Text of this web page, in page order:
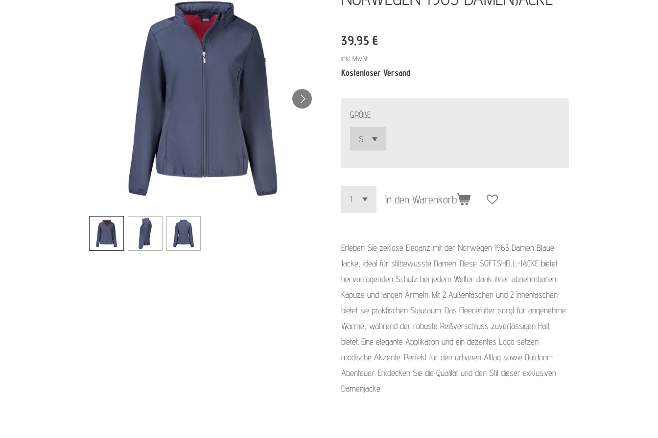
39,95 €
inkl. MwSt
Kostenloser Versand
GRÖßE
In den Warenkorb
Erleben Sie zeitlose Eleganz mit der Norwegen 1963 Damen Blaue
Jacke, ideal für stilbewusste Damen. Diese SOFTSHELL-JACKE bietet
hervorragenden Schutz bei jedem Wetter dank ihrer abnehmbaren
Kapuze und langen Ärmeln. Mit 2 Außentaschen und 2 Innentaschen
bietet sie praktischen Stauraum. Das Fleecefutter sorgt für angenehme
Wärme, während der robuste Reißverschluss zuverlässigen Halt
bietet. Eine elegante Applikation und ein dezentes Logo setzen
modische Akzente. Perfekt für den urbanen Alltag sowie Outdoor-
Abenteuer. Entdecken Sie die Qualität und den Stil dieser exklusiven
Damenjacke.